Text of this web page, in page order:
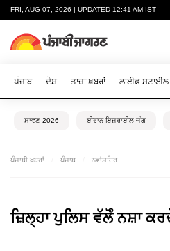
FRI, AUG 07, 2026 | UPDATED 12:41 AM IST
ਪੰਜਾਬ ਦੇਸ਼ ਤਾਜ਼ਾ ਖ਼ਬਰਾਂ ਲਾਈਫ ਸਟਾਈਲ
ਸਾਵਣ 2026 ਈਰਾਨ-ਇਜ਼ਰਾਈਲ ਜੰਗ
ਪੰਜਾਬੀ ਖ਼ਬਰਾਂ ਪੰਜਾਬ ਨਵਾਂਸ਼ਹਿਰ
ਜ਼ਿਲ੍ਹਾ ਪੁਲਿਸ ਵੱਲੋੰ ਨਸ਼ਾ